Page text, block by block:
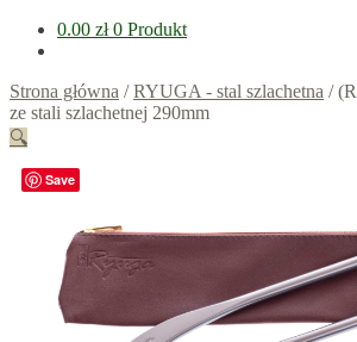
0.00 zł 0 Produkt
Strona główna /RYUGA - stal szlachetna /
ze stali szlachetnej 290mm
🔍
Save